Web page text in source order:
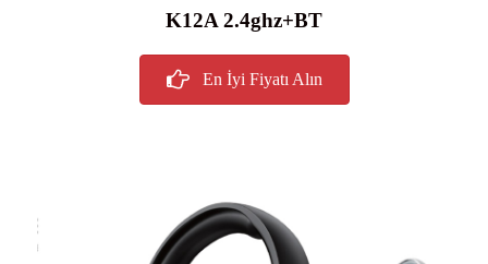
K12A 2.4ghz+BT
En İyi Fiyatı Alın